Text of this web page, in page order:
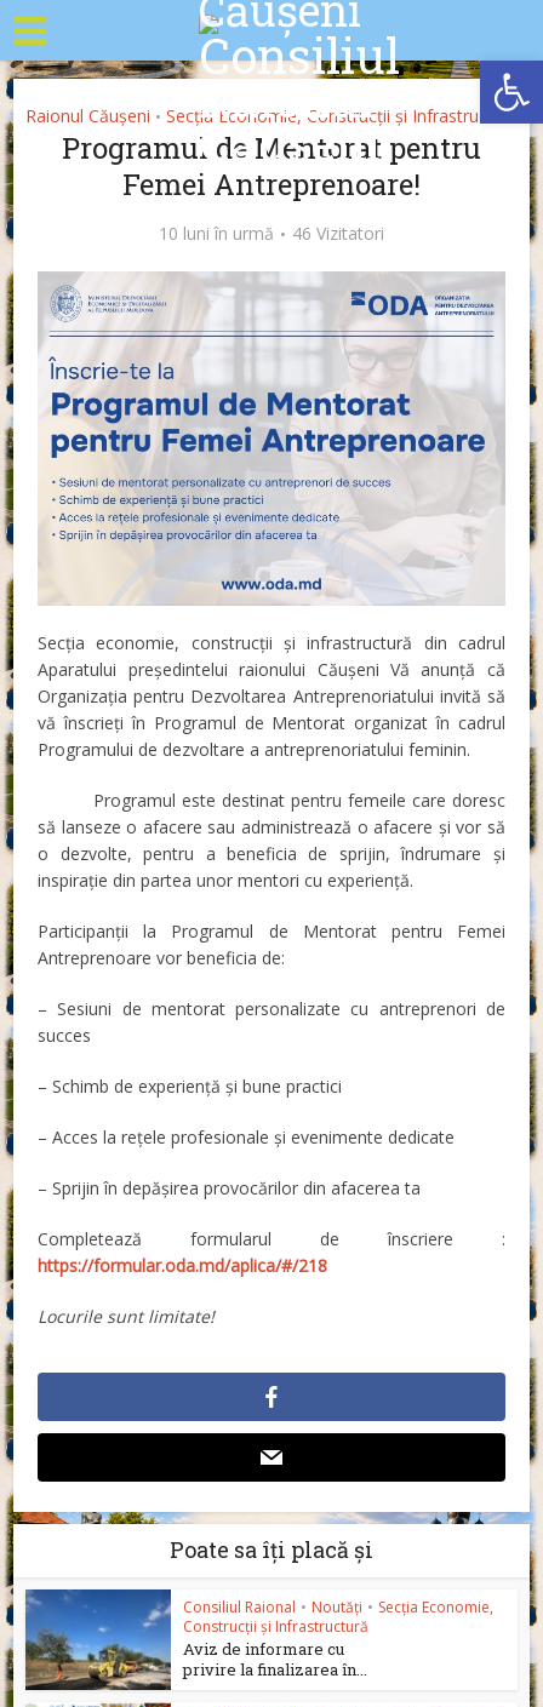
Raionul Căușeni • Secția Economie, Construcții și Infrastructură
Programul de Mentorat pentru
Femei Antreprenoare!
10 luni în urmă 46 Vizitatori
Secția economie, construcții și infrastructură din cadrul
Aparatului președintelui raionului Căușeni Vă anunță că
Organizația pentru Dezvoltarea Antreprenoriatului invită să
vă înscrieți în Programul de Mentorat organizat în cadrul
Programului de dezvoltare a antreprenoriatului feminin.
Programul este destinat pentru femeile care doresc
să lanseze o afacere sau administrează o afacere și vor să
o dezvolte, pentru a beneficia de sprijin, îndrumare și
inspirație din partea unor mentori cu experiență.
Participanții la Programul de Mentorat pentru Femei
Antreprenoare vor beneficia de:
– Sesiuni de mentorat personalizate cu antreprenori de
succes
– Schimb de experiență și bune practici
– Acces la rețele profesionale și evenimente dedicate
– Sprijin în depășirea provocărilor din afacerea ta
Completează formularul de înscriere :
https://formular.oda.md/aplica/#/218
Locurile sunt limitate!
Poate sa îți placă și
Consiliul Raional • Noutăți • Secția Economie,
Construcții și Infrastructură
Aviz de informare cu
privire la finalizarea în...